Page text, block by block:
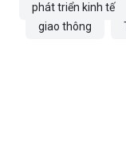
phát triển kinh tế
giao thông